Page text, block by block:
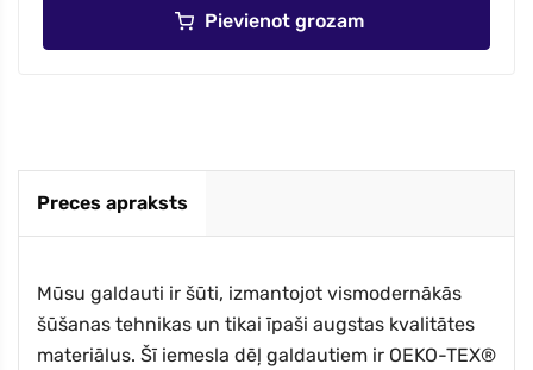
Pievienot grozam
Preces apraksts
Mūsu galdauti ir šūti, izmantojot vismodernākās
šūšanas tehnikas un tikai īpaši augstas kvalitātes
materiālus. Šī iemesla dēļ galdautiem ir OEKO-TEX®